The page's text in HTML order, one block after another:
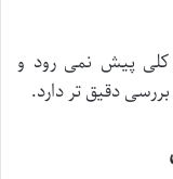
پیش نمی رود و
دقیق تر دارد.